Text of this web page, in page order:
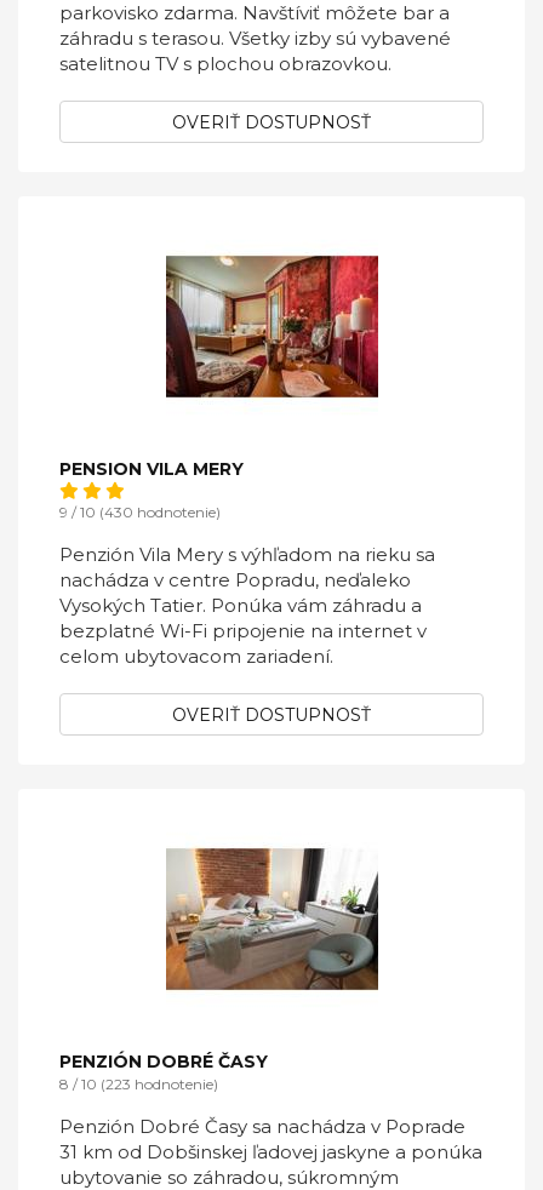
parkovisko zdarma. Navštíviť môžete bar a
záhradu s terasou. Všetky izby sú vybavené
satelitnou TV s plochou obrazovkou.
OVERIŤ DOSTUPNOSŤ
PENSION VILA MERY
9 / 10 (430 hodnotenie)
Penzión Vila Mery s výhľadom na rieku sa
nachádza v centre Popradu, neďaleko
Vysokých Tatier. Ponúka vám záhradu a
bezplatné Wi-Fi pripojenie na internet v
celom ubytovacom zariadení.
OVERIŤ DOSTUPNOSŤ
PENZIÓN DOBRÉ ČASY
8 / 10 (223 hodnotenie)
Penzión Dobré Časy sa nachádza v Poprade
31 km od Dobšinskej ľadovej jaskyne a ponúka
ubytovanie so záhradou, súkromným